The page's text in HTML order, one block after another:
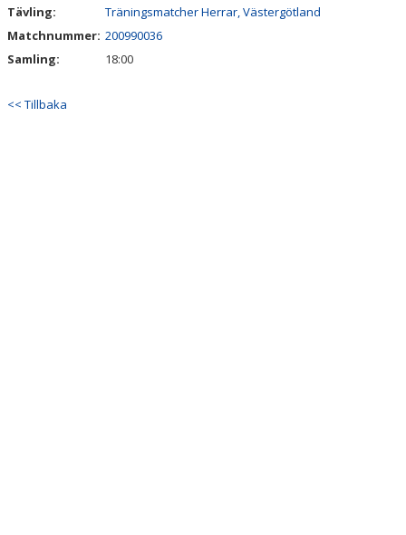
BILDGALLERI
Tävling:
Träningsmatcher Herrar, Västergötland
Matchnummer: 200990036
Samling:
18:00
<< Tillbaka